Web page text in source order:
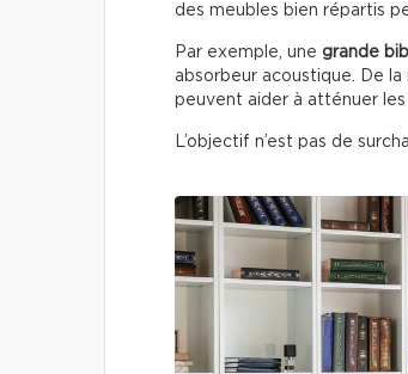
des meubles bien répartis
Par exemple, une grande
absorbeur acoustique. De
peuvent aider à atténuer les
L’objectif n’est pas de